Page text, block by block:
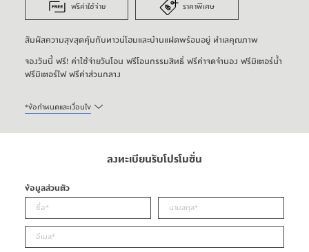
ฟรีค่าใช้จ่าย ราคาพิเศษ
สัมผัสความสุขสุดคุ้มกับทาวน์โฮมและบ้านแฝดพร้อมอยู่ ทำเลคุณภาพ
จองวันนี้ ฟรี! ค่าใช้จ่ายวันโอน ฟรีโอนกรรมสิทธิ์ ฟรีค่าจดจำนอง ฟรีมิเตอร์น้ำ
ฟรีมิเตอร์ไฟ ฟรีค่าส่วนกลาง
*ข้อกำหนดและเงื่อนไข
ลงทะเบียนรับโปรโมชั่น
ข้อมูลส่วนตัว